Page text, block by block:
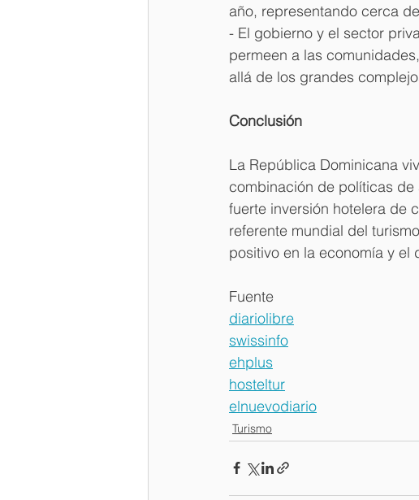
año, representando cerca
- El gobierno y el sector
permeen a las
allá de los grandes
Conclusión
La República Dominicana
combinación de políticas de
fuerte inversión hotelera de
referente mundial del
positivo en la economía y el
Fuente
diariolibre
swissinfo
ehplus
hosteltur
elnuevodiario
Turismo